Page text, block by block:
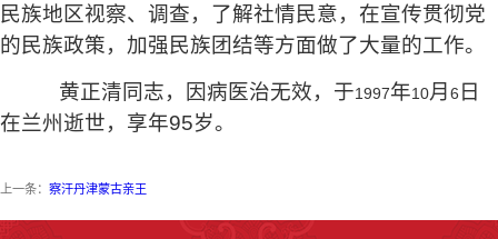
民族地区视察、调查，了解社情民意，在宣传贯彻党
的民族政策，加强民族团结等方面做了大量的工作。
黄正清同志，因病医治无效，于1997年10月 6 日
在兰州逝世， 享年95岁。
上一条： 察汗丹津蒙古亲王